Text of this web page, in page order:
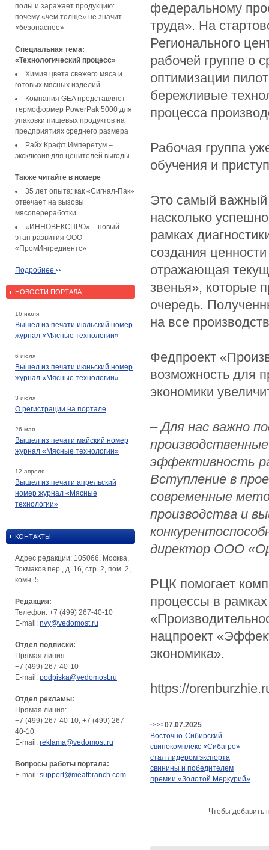
полы и заражает продукцию:
почему «чем толще» не значит
«безопаснее»
Специальная тема:
«Технологический процесс»
Химия цвета свежего мяса и
готовых мясных изделий
Компания GEA представляет
термоформер PowerPak 5000 для
упаковки пищевых продуктов на
предприятиях среднего размера
Райх Крафт Имперетум –
эксклюзив для ценителей выгоды
Также читайте в номере
35 лет опыта: как «Сигнал-Пак»
отвечает на вызовы
мясопереработки
«ИННОВЕКСПРО» – новый
этап развития ООО
«ПромИнгредиентс»
Подробнее
НОВОСТИ ПОРТАЛА
16 июля
Вышел из печати июльский номер
журнал «Мясные технологии»
6 июля
Вышел из печати июньский номер
журнал «Мясные технологии»
3 июля
О регистрации на портале
26 мая
Вышел из печати майский номер
журнал «Мясные технологии»
12 апреля
Вышел из печати апрельский
номер журнал «Мясные
технологии»
КОНТАКТЫ
Адрес редакции: 105066, Москва,
Токмаков пер., д. 16, стр. 2, пом. 2,
комн. 5
Редакция:
Телефон: +7 (499) 267-40-10
E-mail: nvy@vedomost.ru
Отдел подписки:
Прямая линия:
+7 (499) 267-40-10
E-mail: podpiska@vedomost.ru
Отдел рекламы:
Прямая линия:
+7 (499) 267-40-10, +7 (499) 267-
40-10
E-mail: reklama@vedomost.ru
Вопросы работы портала:
E-mail: support@meatbranch.com
федеральному
труда». На
Регионального
рабочей группе о
оптимизации
бережливые
процесса
Рабочая группа
обучения и
Это самый важный
насколько
рамках
создания
отражающая
звенья», которые
очередь.
на все
Федпроект
возможность для
экономики
– Для нас важно
эффективность
Вступление в
современные
производства и
директор ООО
РЦК помогает
процессы в
нацпроект
экономика».
https://
<<< 07.07.2025
Восточно-Сибирский
свинокомплекс «Сибагро»
стал лидером экспорта
свинины и победителем
премии «Золотой Меркурий»
Чтобы добавить